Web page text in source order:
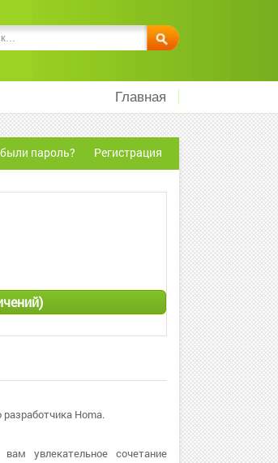
Главная
пароль? Регистрация
Homa.
увлекательное сочетание